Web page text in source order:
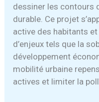
dessiner les contours
durable. Ce projet
active des habitants
d’enjeux tels que la
développement
mobilité urbaine
actives et limiter la